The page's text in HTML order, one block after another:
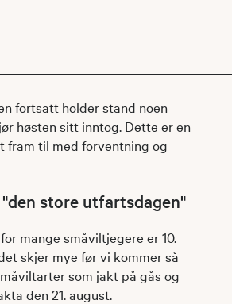
fortsatt holder stand noen
høsten sitt inntog. Dette er en
fram til med forventning og
store utfartsdagen"
mange småviltjegere er 10.
skjer mye før vi kommer så
som jakt på gås og
den 21. august.